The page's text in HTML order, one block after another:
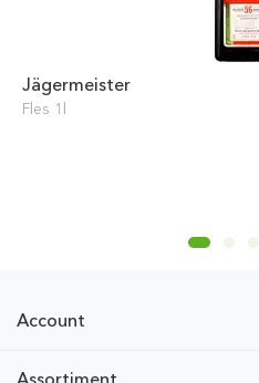
Jägermeister
Fles 1l
Account